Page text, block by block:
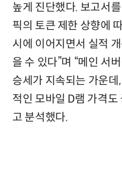
높게 진단했다. 보고서
픽의 토큰 제한 상향에
시에 이어지면서 실적
을 수 있다”며 “메인 서
승세가 지속되는 가운데
적인 모바일 D램 가격
고 분석했다.